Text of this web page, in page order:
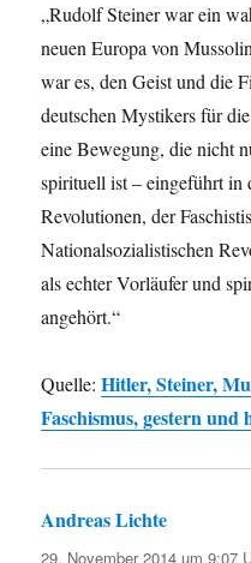
„Rudolf Steiner war ein
neuen Europa von
war es, den Geist und die
deutschen Mystikers für
eine Bewegung, die nicht
spirituell ist – eingeführt in
Revolutionen, der
Nationalsozialistischen
als echter Vorläufer und
angehört.“
Quelle:Hitler, Steiner,
Faschismus, gestern und
Andreas Lichte
29. November 2014 um 9:07